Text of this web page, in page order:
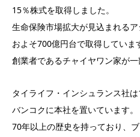
15％株式を取得しました。
生命保険市場拡大が見込まれるア
およそ700億円台で取得していま
創業者であるチャイヤワン家が一
タイライフ・インシュランス社は
バンコクに本社を置いています。
70年以上の歴史を持っており、